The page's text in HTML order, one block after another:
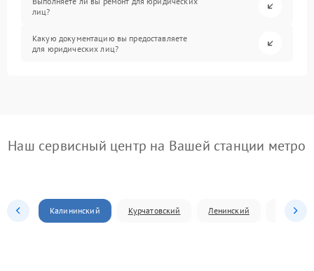
лиц?
Какую документацию вы предоставляете
для юридических лиц?
Наш сервисный центр на Вашей станции метро
Калининский Курчатовский Ленинский